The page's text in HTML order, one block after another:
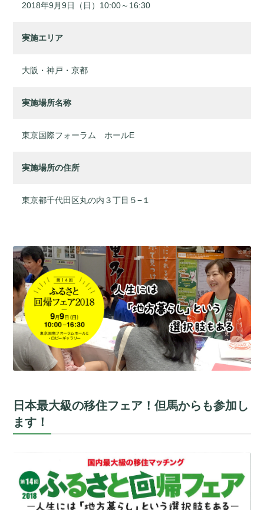
2018年9月9日（日）10:00～16:30
実施エリア
大阪・神戸・京都
実施場所名称
東京国際フォーラム ホールE
実施場所の住所
東京都千代田区丸の内３丁目５−１
日本最大級の移住フェア！但馬からも参加し
ます！